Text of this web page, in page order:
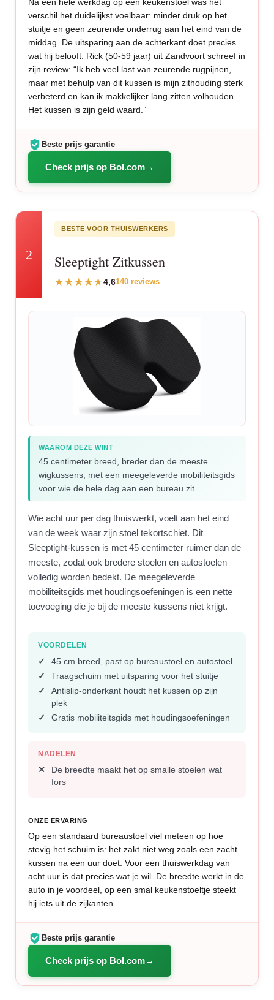
verschil het duidelijkst voelbaar: minder druk op het
stuitje en geen zeurende onderrug aan het eind van de
middag. De uitsparing aan de achterkant doet precies
wat hij belooft. Rick (50-59 jaar) uit Zandvoort schreef in
zijn review: “Ik heb veel last van zeurende rugpijnen,
maar met behulp van dit kussen is mijn zithouding sterk
verbeterd en kan ik makkelijker lang zitten volhouden.
Het kussen is zijn geld waard.”
Beste prijs garantie
Check prijs op Bol.com
2
BESTE VOOR THUISWERKERS
Sleeptight Zitkussen
4,6140 reviews
WAAROM DEZE WINT
45 centimeter breed, breder dan de meeste
wigkussens, met een meegeleverde mobiliteitsgids
voor wie de hele dag aan een bureau zit.
Wie acht uur per dag thuiswerkt, voelt aan het eind
van de week waar zijn stoel tekortschiet. Dit
Sleeptight-kussen is met 45 centimeter ruimer dan de
meeste, zodat ook bredere stoelen en autostoelen
volledig worden bedekt. De meegeleverde
mobiliteitsgids met houdingsoefeningen is een nette
toevoeging die je bij de meeste kussens niet krijgt.
VOORDELEN
45 cm breed, past op bureaustoel en autostoel
Traagschuim met uitsparing voor het stuitje
Antislip-onderkant houdt het kussen op zijn
plek
Gratis mobiliteitsgids met houdingsoefeningen
NADELEN
De breedte maakt het op smalle stoelen wat
fors
ONZE ERVARING
Op een standaard bureaustoel viel meteen op hoe
stevig het schuim is: het zakt niet weg zoals een zacht
kussen na een uur doet. Voor een thuiswerkdag van
acht uur is dat precies wat je wil. De breedte werkt in de
auto in je voordeel, op een smal keukenstoeltje steekt
hij iets uit de zijkanten.
Beste prijs garantie
Check prijs op Bol.com